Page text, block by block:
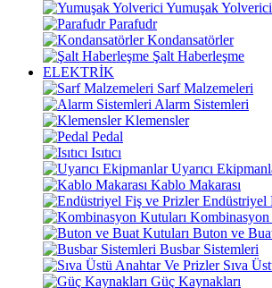
Yumuşak Yolverici
Parafudr
Kondansatörler
Şalt Haberleşme
ELEKTRİK
Sarf Malzemeleri
Alarm Sistemleri
Klemensler
Pedal
Isıtıcı
Uyarıcı
Kablo Makarası
Endüstriyel
Kombinasyon
Buton ve
Busbar Sistemleri
Sıva
Güç Kaynakları